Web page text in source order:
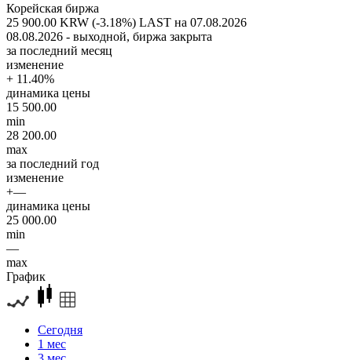
Корейская биржа
25 900.00 KRW (-3.18%) LAST на 07.08.2026
08.08.2026 - выходной, биржа закрыта
за последний месяц
изменение
+ 11.40%
динамика цены
15 500.00
min
28 200.00
max
за последний год
изменение
+—
динамика цены
25 000.00
min
—
max
График
Сегодня
1 мес